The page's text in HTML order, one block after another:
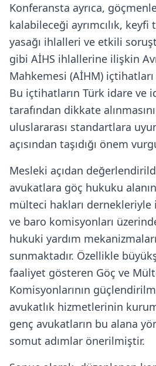
Konferansta ayrıca,
kalabileceği ayrımcılık,
yasağı ihlalleri ve etkili
gibi AİHS ihlallerine ilişkin
Mahkemesi (AİHM) içtihatları
Bu içtihatların Türk idare ve
tarafından dikkate
uluslararası standartlara
açısından taşıdığı önem
Mesleki açıdan
avukatlara göç hukuku
mülteci hakları
ve baro komisyonları
hukuki yardım
sunmaktadır. Özellikle
faaliyet gösteren Göç ve
Komisyonlarının
avukatlık hizmetlerinin
genç avukatların bu alana
somut adımlar önerilmiştir.